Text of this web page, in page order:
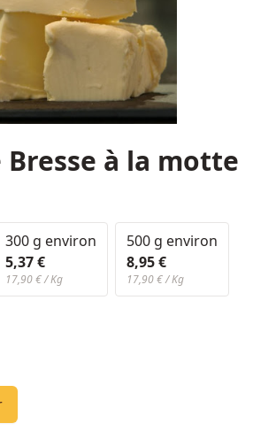
à la motte
300 g environ
5,37 €
17,90 € / Kg
500 g environ
8,95 €
17,90 € / Kg